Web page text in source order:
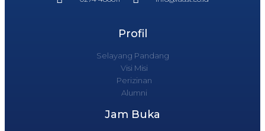
Profil
Selayang Pandang
Visi Misi
Perizinan
Alumni
Jam Buka